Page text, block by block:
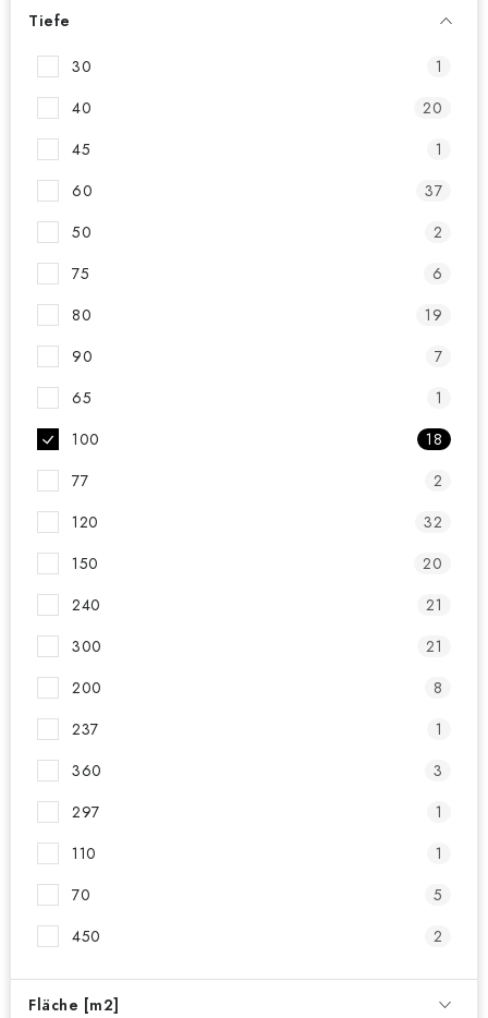
Tiefe
30
1
40
20
45
1
60
37
50
2
75
6
80
19
90
7
65
1
100
18
77
2
120
32
150
20
240
21
300
21
200
8
237
1
360
3
297
1
110
1
70
5
450
2
Fläche [m2]